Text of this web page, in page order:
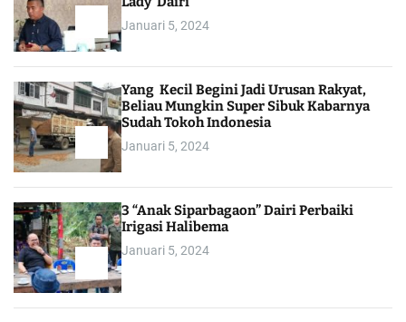
Januari 5, 2024
Yang Kecil Begini Jadi Urusan Rakyat,
Beliau Mungkin Super Sibuk Kabarnya
Sudah Tokoh Indonesia
Januari 5, 2024
3 “Anak Siparbagaon” Dairi Perbaiki
Irigasi Halibema
Januari 5, 2024